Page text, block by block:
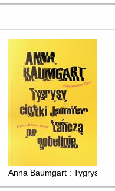
Biblioteki Lekarskiej
Anna Baumgart : Tygrysy